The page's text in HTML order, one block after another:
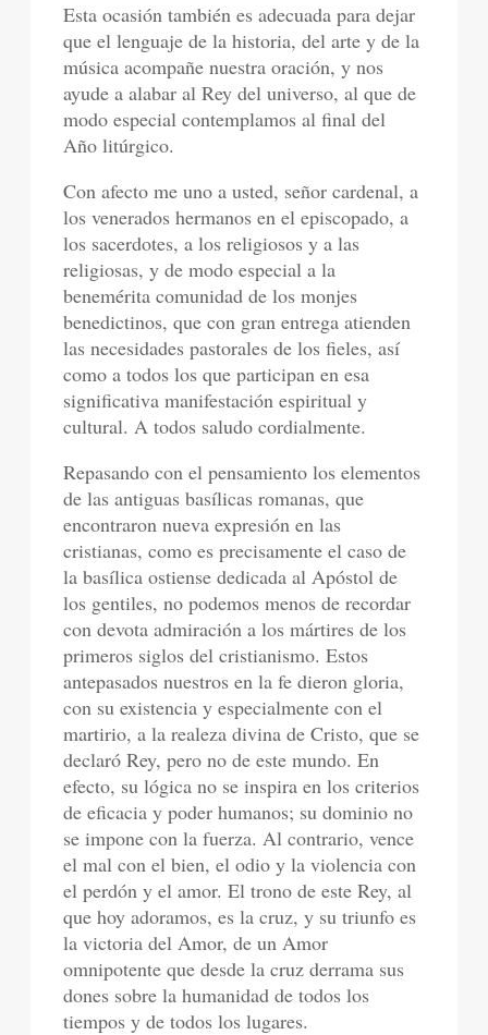
Esta ocasión también es adecuada para dejar
que el lenguaje de la historia, del arte y de la
música acompañe nuestra oración, y nos
ayude a alabar al Rey del universo, al que de
modo especial contemplamos al final del
Año litúrgico.
Con afecto me uno a usted, señor cardenal, a
los venerados hermanos en el episcopado, a
los sacerdotes, a los religiosos y a las
religiosas, y de modo especial a la
benemérita comunidad de los monjes
benedictinos, que con gran entrega atienden
las necesidades pastorales de los fieles, así
como a todos los que participan en esa
significativa manifestación espiritual y
cultural. A todos saludo cordialmente.
Repasando con el pensamiento los elementos
de las antiguas basílicas romanas, que
encontraron nueva expresión en las
cristianas, como es precisamente el caso de
la basílica ostiense dedicada al Apóstol de
los gentiles, no podemos menos de recordar
con devota admiración a los mártires de los
primeros siglos del cristianismo. Estos
antepasados nuestros en la fe dieron gloria,
con su existencia y especialmente con el
martirio, a la realeza divina de Cristo, que se
declaró Rey, pero no de este mundo. En
efecto, su lógica no se inspira en los criterios
de eficacia y poder humanos; su dominio no
se impone con la fuerza. Al contrario, vence
el mal con el bien, el odio y la violencia con
el perdón y el amor. El trono de este Rey, al
que hoy adoramos, es la cruz, y su triunfo es
la victoria del Amor, de un Amor
omnipotente que desde la cruz derrama sus
dones sobre la humanidad de todos los
tiempos y de todos los lugares.